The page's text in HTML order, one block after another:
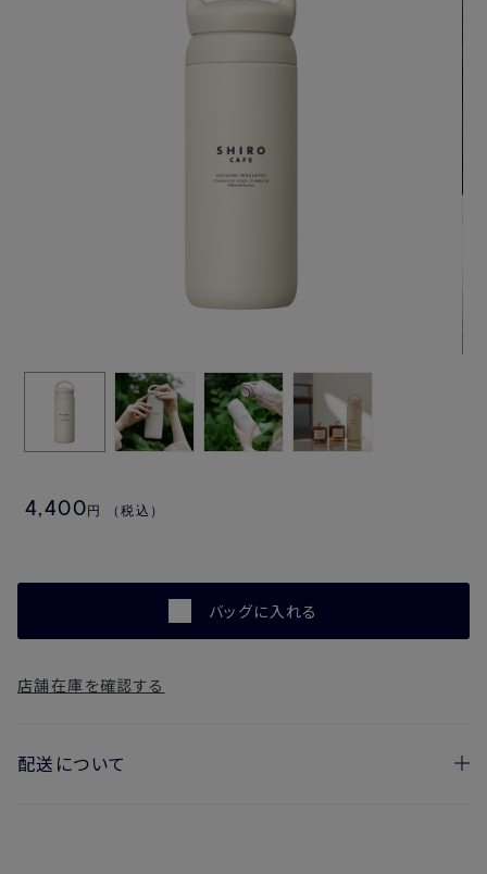
4,400円 （税込）
バッグに入れる
店舗在庫を確認する
配送について